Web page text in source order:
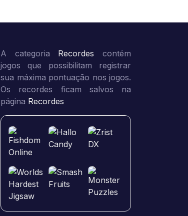
A categoria Recordes contém
jogos que possibilitam registrar
sua máxima pontuação nos jogos.
Os recordes ficam salvos na
página Recordes